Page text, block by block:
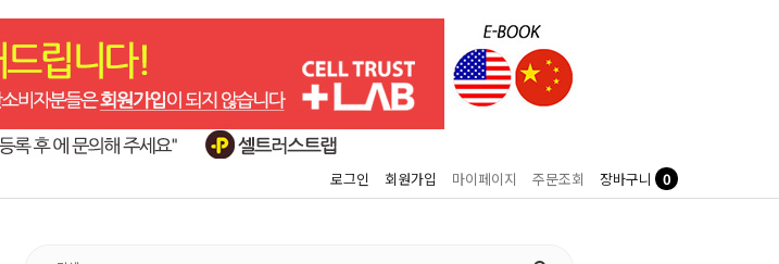
로그인 회원가입 마이페이지 주문조회 장바구니 0